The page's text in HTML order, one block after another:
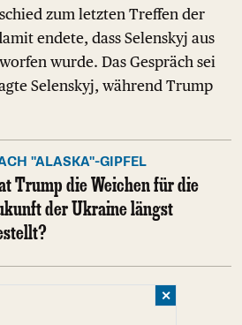
zum letzten Treffen der
endete, dass Selenskyj aus
wurde. Das Gespräch sei
Selenskyj, während Trump
"ALASKA"-GIPFEL
Trump die Weichen für die
der Ukraine längst
✕